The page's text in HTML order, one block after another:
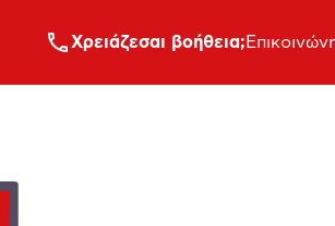
Xρειάζεσαι βοήθεια;